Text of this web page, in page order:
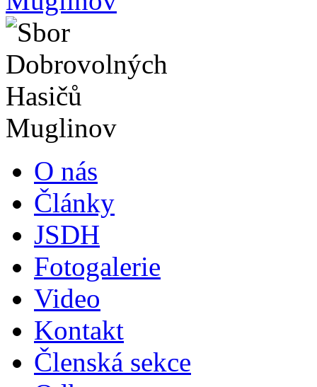
O nás
Články
JSDH
Fotogalerie
Video
Kontakt
Členská sekce